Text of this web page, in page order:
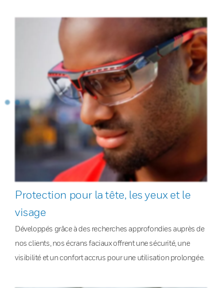
Protection pour la tête, les yeux et le
visage
Développés grâce à des recherches approfondies auprès de
nos clients, nos écrans faciaux offrent une sécurité, une
visibilité et un confort accrus pour une utilisation prolongée.